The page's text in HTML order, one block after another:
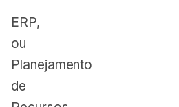
ERP,
ou
Planejamento
de